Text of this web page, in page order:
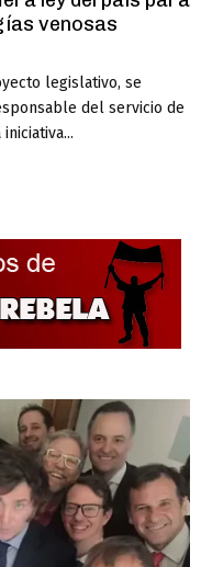
venosas
legislativo, se
del servicio de